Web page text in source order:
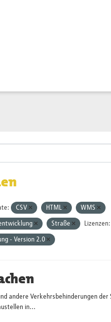
CSV HTML WMS
Straße Lizenzen:
- Version 2.0
andere Verkehrsbehinderungen
in...